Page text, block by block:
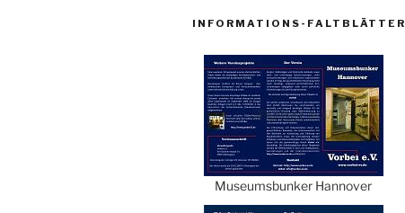
INFORMATIONS-FALTBLÄTTER
Museumsbunker Hannover